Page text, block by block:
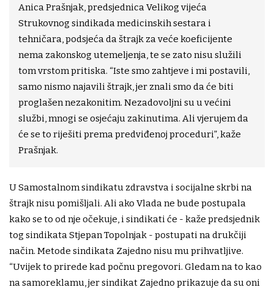
Anica Prašnjak, predsjednica Velikog vijeća
Strukovnog sindikada medicinskih sestara i
tehničara, podsjeća da štrajk za veće koeficijente
nema zakonskog utemeljenja, te se zato nisu služili
tom vrstom pritiska. “Iste smo zahtjeve i mi postavili,
samo nismo najavili štrajk, jer znali smo da će biti
proglašen nezakonitim. Nezadovoljni su u većini
službi, mnogi se osjećaju zakinutima. Ali vjerujem da
će se to riješiti prema predviđenoj proceduri”, kaže
Prašnjak.
U Samostalnom sindikatu zdravstva i socijalne skrbi na
štrajk nisu pomišljali. Ali ako Vlada ne bude postupala
kako se to od nje očekuje, i sindikati će - kaže predsjednik
tog sindikata Stjepan Topolnjak - postupati na drukčiji
način. Metode sindikata Zajedno nisu mu prihvatljive.
“Uvijek to prirede kad počnu pregovori. Gledam na to kao
na samoreklamu, jer sindikat Zajedno prikazuje da su oni